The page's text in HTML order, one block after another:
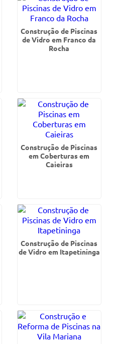
Construção de Piscinas
de Vidro em Franco da
Rocha
Construção de Piscinas
em Coberturas em
Caieiras
Construção de Piscinas
de Vidro em Itapetininga